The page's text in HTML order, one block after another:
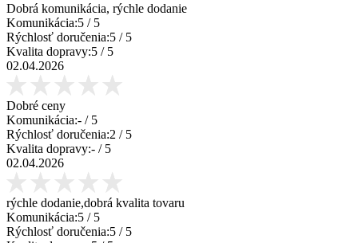
Dobrá komunikácia, rýchle dodanie
Komunikácia:5 / 5
Rýchlosť doručenia:5 / 5
Kvalita dopravy:5 / 5
02.04.2026
Dobré ceny
Komunikácia:- / 5
Rýchlosť doručenia:2 / 5
Kvalita dopravy:- / 5
02.04.2026
rýchle dodanie,dobrá kvalita tovaru
Komunikácia:5 / 5
Rýchlosť doručenia:5 / 5